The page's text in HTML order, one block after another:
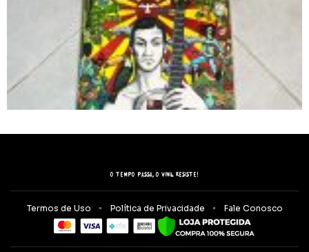
O tempo passa, o vinil resiste!
Termos de Uso Política de Privacidade Fale Conosco